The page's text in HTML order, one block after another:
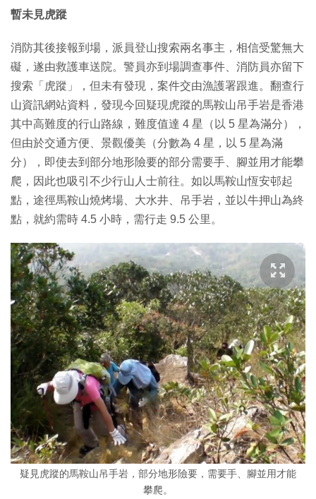
暫未見虎蹤
消防其後接報到場，派員登山搜索兩名事主，相信受驚無大
礙，遂由救護車送院。警員亦到場調查事件、消防員亦留下
搜索「虎蹤」，但未有發現，案件交由漁護署跟進。翻查行
山資訊網站資料，發現今回疑現虎蹤的馬鞍山吊手岩是香港
其中高難度的行山路線，難度值達 4 星（以 5 星為滿分），
但由於交通方便、景觀優美（分數為 4 星，以 5 星為滿
分），即使去到部分地形險要的部分需要手、腳並用才能攀
爬，因此也吸引不少行山人士前往。如以馬鞍山恆安邨起
點，途徑馬鞍山燒烤場、大水井、吊手岩，並以牛押山為終
點，就約需時 4.5 小時，需行走 9.5 公里。
疑見虎蹤的馬鞍山吊手岩，部分地形險要，需要手、腳並用才能
攀爬。